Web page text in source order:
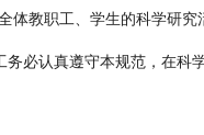
体教职工、学生的科学研
必认真遵守本规范，在